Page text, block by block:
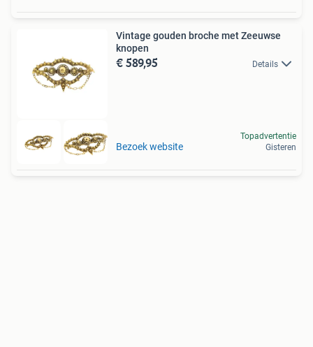
Vintage gouden broche met Zeeuwse
knopen
€ 589,95 Details
Bezoek website
Topadvertentie
Gisteren